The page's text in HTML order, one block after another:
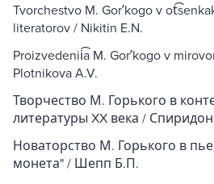
Tvorchestvo M. Gorʹkogo v
literatorov / Nikitin E.N.
Proizvedenii͡a M. Gorʹkogo v
Plotnikova A.V.
Творчество М. Горького в
литературы XX века /
Новаторство М. Горького в
монета" / Шепп Б.П.